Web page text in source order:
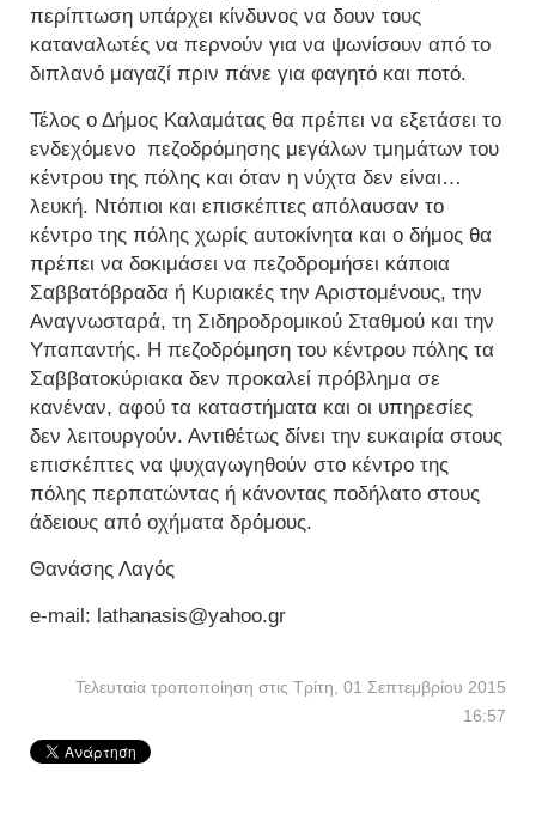
περίπτωση υπάρχει κίνδυνος να δουν τους
καταναλωτές να περνούν για να ψωνίσουν από το
διπλανό μαγαζί πριν πάνε για φαγητό και ποτό.
Τέλος ο Δήμος Καλαμάτας θα πρέπει να εξετάσει το
ενδεχόμενο πεζοδρόμησης μεγάλων τμημάτων του
κέντρου της πόλης και όταν η νύχτα δεν είναι…
λευκή. Ντόπιοι και επισκέπτες απόλαυσαν το
κέντρο της πόλης χωρίς αυτοκίνητα και ο δήμος θα
πρέπει να δοκιμάσει να πεζοδρομήσει κάποια
Σαββατόβραδα ή Κυριακές την Αριστομένους, την
Αναγνωσταρά, τη Σιδηροδρομικού Σταθμού και την
Υπαπαντής. Η πεζοδρόμηση του κέντρου πόλης τα
Σαββατοκύριακα δεν προκαλεί πρόβλημα σε
κανέναν, αφού τα καταστήματα και οι υπηρεσίες
δεν λειτουργούν. Αντιθέτως δίνει την ευκαιρία στους
επισκέπτες να ψυχαγωγηθούν στο κέντρο της
πόλης περπατώντας ή κάνοντας ποδήλατο στους
άδειους από οχήματα δρόμους.
Θανάσης Λαγός
e-mail: lathanasis@yahoo.gr
Τελευταία τροποποίηση στις Τρίτη, 01 Σεπτεμβρίου 2015
16:57